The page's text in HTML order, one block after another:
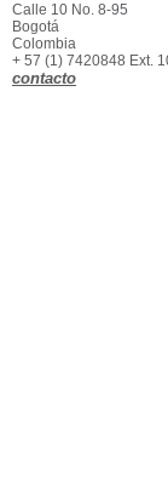
Calle 10 No. 8-95
Bogotá
Colombia
+ 57 (1) 7420848 Ext.
contacto